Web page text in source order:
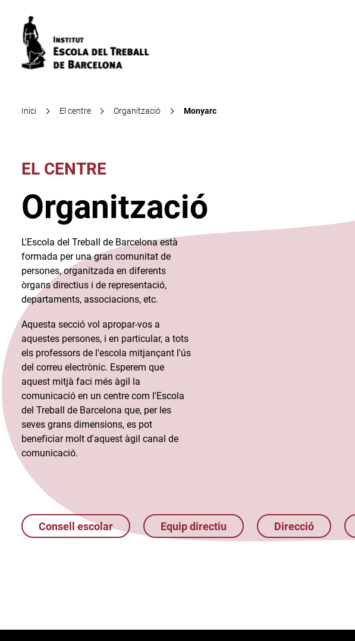
Inici El centre Organització Monyarc
EL CENTRE
Organització
L'Escola del Treball de Barcelona està
formada per una gran comunitat de
persones, organitzada en diferents
òrgans directius i de representació,
departaments, associacions, etc.​
Aquesta secció vol apropar-vos a
aquestes persones, i en particular, a tots
els professors de l'escola mitjançant l'ús
del correu electrònic. Esperem que
aquest mitjà faci més àgil la
comunicació en un centre com l'Escola
del Treball de Barcelona que, per les
seves grans dimensions, es pot
beneficiar molt d'aquest àgil canal de
comunicació.​
Consell escolar Equip directiu Direcció